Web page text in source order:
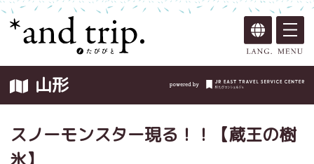
山形
スノーモンスター現る！！【蔵王の樹